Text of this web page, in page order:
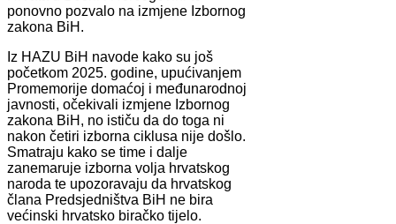
ponovno pozvalo na izmjene Izbornog
zakona BiH.
Iz HAZU BiH navode kako su još
početkom 2025. godine, upućivanjem
Promemorije domaćoj i međunarodnoj
javnosti, očekivali izmjene Izbornog
zakona BiH, no ističu da do toga ni
nakon četiri izborna ciklusa nije došlo.
Smatraju kako se time i dalje
zanemaruje izborna volja hrvatskog
naroda te upozoravaju da hrvatskog
člana Predsjedništva BiH ne bira
većinski hrvatsko biračko tijelo.